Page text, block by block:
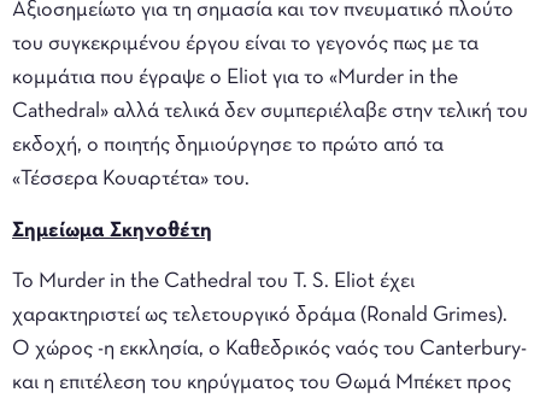
Αξιοσημείωτο για τη σημασία και τον πνευματικό πλούτο
του συγκεκριμένου έργου είναι το γεγονός πως με τα
κομμάτια που έγραψε ο Eliot για το «Murder in the
Cathedral» αλλά τελικά δεν συμπεριέλαβε στην τελική του
εκδοχή, ο ποιητής δημιούργησε το πρώτο από τα
«Τέσσερα Κουαρτέτα» του.
Σημείωμα Σκηνοθέτη
Το Murder in the Cathedral του T. S. Eliot έχει
χαρακτηριστεί ως τελετουργικό δράμα (Ronald Grimes).
Ο χώρος -η εκκλησία, ο Καθεδρικός ναός του Canterbury-
και η επιτέλεση του κηρύγματος του Θωμά Μπέκετ προς